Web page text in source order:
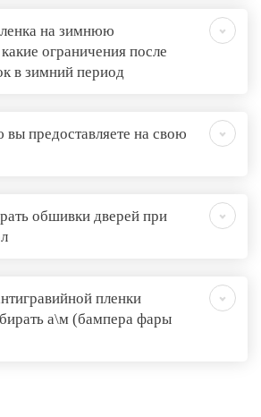
на зимнюю
ограничения после
в зимний период
предоставляете на свою
обшивки дверей при
пленки
а\м (бампера фары